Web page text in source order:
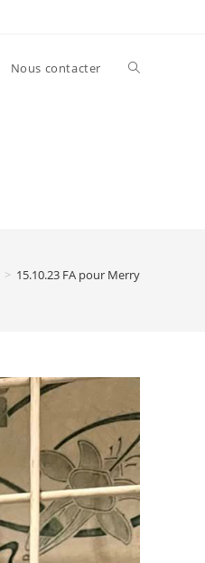
Nous contacter Toggle
> 15.10.23 FA pour Merry